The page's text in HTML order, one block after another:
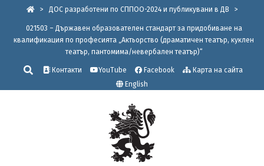
content
> ДОС разработени по СППОО-2024 и публикувани в ДВ >
021503 – Държавен образователен стандарт за придобиване на
квалификация по професията „Актьорство (драматичен театър, куклен
театър, пантомима/невербален театър)“
Търсене
Контакти YouTube Facebook
Карта на сайта
English